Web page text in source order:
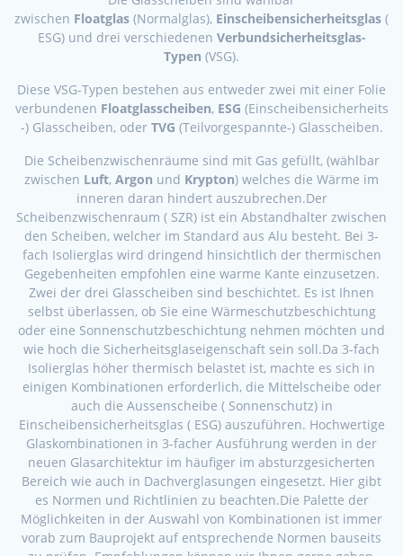
zwischen Floatglas (Normalglas), Einscheibensicherheitsglas (
ESG) und drei verschiedenen Verbundsicherheitsglas-
Typen (VSG).
Diese VSG-Typen bestehen aus entweder zwei mit einer Folie
verbundenen Floatglasscheiben, ESG (Einscheibensicherheits
-) Glasscheiben, oder TVG (Teilvorgespannte-) Glasscheiben.
Die Scheibenzwischenräume sind mit Gas gefüllt, (wählbar
zwischen Luft, Argon und Krypton) welches die Wärme im
inneren daran hindert auszubrechen.Der
Scheibenzwischenraum ( SZR) ist ein Abstandhalter zwischen
den Scheiben, welcher im Standard aus Alu besteht. Bei 3-
fach Isolierglas wird dringend hinsichtlich der thermischen
Gegebenheiten empfohlen eine warme Kante einzusetzen.
Zwei der drei Glasscheiben sind beschichtet. Es ist Ihnen
selbst überlassen, ob Sie eine Wärmeschutzbeschichtung
oder eine Sonnenschutzbeschichtung nehmen möchten und
wie hoch die Sicherheitsglaseigenschaft sein soll.Da 3-fach
Isolierglas höher thermisch belastet ist, machte es sich in
einigen Kombinationen erforderlich, die Mittelscheibe oder
auch die Aussenscheibe ( Sonnenschutz) in
Einscheibensicherheitsglas ( ESG) auszuführen. Hochwertige
Glaskombinationen in 3-facher Ausführung werden in der
neuen Glasarchitektur im häufiger im absturzgesicherten
Bereich wie auch in Dachverglasungen eingesetzt. Hier gibt
es Normen und Richtlinien zu beachten.Die Palette der
Möglichkeiten in der Auswahl von Kombinationen ist immer
vorab zum Bauprojekt auf entsprechende Normen bauseits